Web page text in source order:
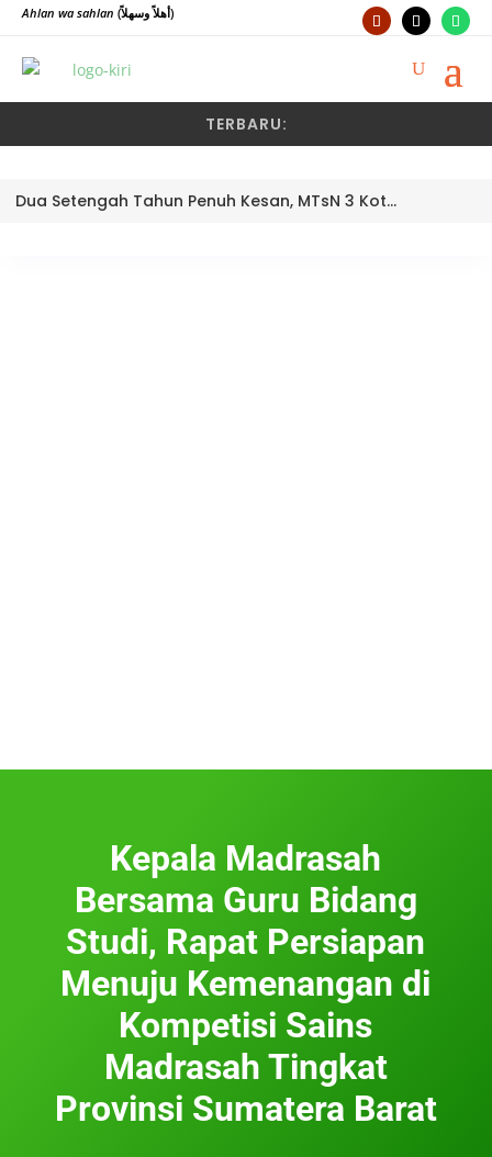
Ahlan wa sahlan (أهلاً وسهلاً)
TERBARU:
Dua Setengah Tahun Penuh Kesan, MTsN 3 Kota Padang Lepas Pengawas Pembina Dra. Nayusminar Nasrun
Kepala Madrasah
Bersama Guru Bidang
Studi, Rapat Persiapan
Menuju Kemenangan di
Kompetisi Sains
Madrasah Tingkat
Provinsi Sumatera Barat